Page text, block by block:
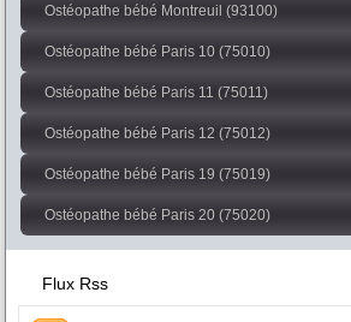
Ostéopathe bébé Montreuil (93100)
Ostéopathe bébé Paris 10 (75010)
Ostéopathe bébé Paris 11 (75011)
Ostéopathe bébé Paris 12 (75012)
Ostéopathe bébé Paris 19 (75019)
Ostéopathe bébé Paris 20 (75020)
Flux Rss